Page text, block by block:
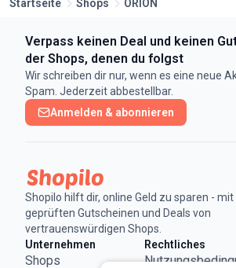
Startseite Shops ORION
Verpass keinen Deal und keinen
der Shops, denen du folgst
Wir schreiben dir nur, wenn es eine neue
Spam. Jederzeit abbestellbar.
Anmelden & abonnieren
Shopilo hilft dir, online Geld zu sparen -
geprüften Gutscheinen und Deals von
vertrauenswürdigen Shops.
Unternehmen
Shops
Rechtliches